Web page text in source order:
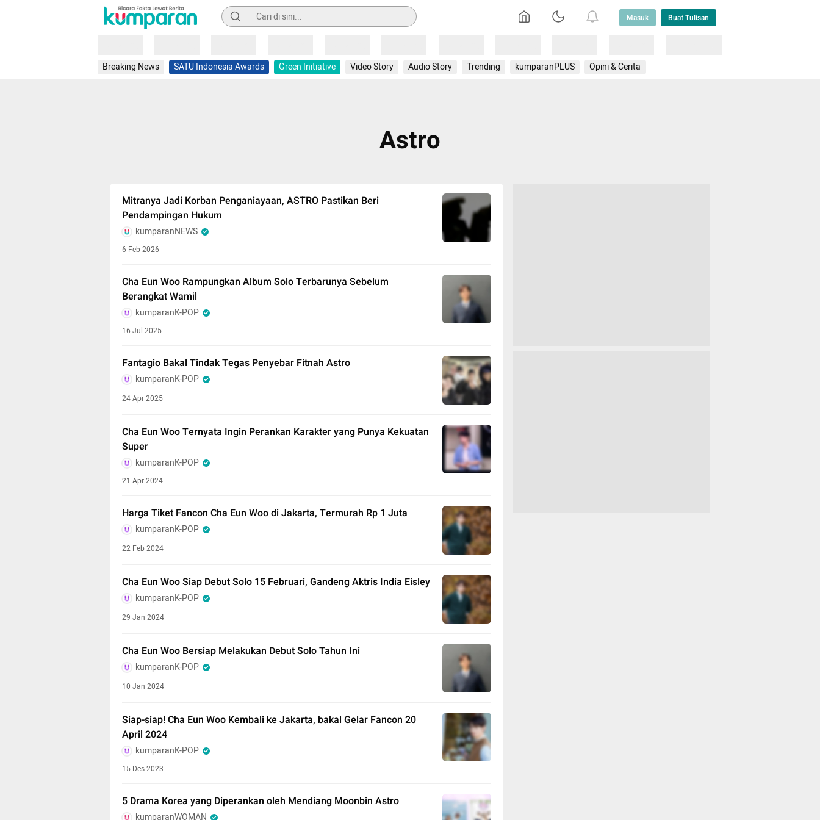
Pencarian Masuk Buat Tulisan
Breaking News SATU Indonesia Awards Green Initiative Video Story Audio Story Trending kumparanPLUS Opini & Cerita
Astro
Mitranya Jadi Korban Penganiayaan, ASTRO Pastikan Beri
Pendampingan Hukum
kumparanNEWS
6 Feb 2026
Cha Eun Woo Rampungkan Album Solo Terbarunya Sebelum
Berangkat Wamil
kumparanK-POP
16 Jul 2025
Fantagio Bakal Tindak Tegas Penyebar Fitnah Astro
kumparanK-POP
24 Apr 2025
Cha Eun Woo Ternyata Ingin Perankan Karakter yang Punya Kekuatan
Super
kumparanK-POP
21 Apr 2024
Harga Tiket Fancon Cha Eun Woo di Jakarta, Termurah Rp 1 Juta
kumparanK-POP
22 Feb 2024
Cha Eun Woo Siap Debut Solo 15 Februari, Gandeng Aktris India Eisley
kumparanK-POP
29 Jan 2024
Cha Eun Woo Bersiap Melakukan Debut Solo Tahun Ini
kumparanK-POP
10 Jan 2024
Siap-siap! Cha Eun Woo Kembali ke Jakarta, bakal Gelar Fancon 20
April 2024
kumparanK-POP
15 Des 2023
5 Drama Korea yang Diperankan oleh Mendiang Moonbin Astro
kumparanWOMAN